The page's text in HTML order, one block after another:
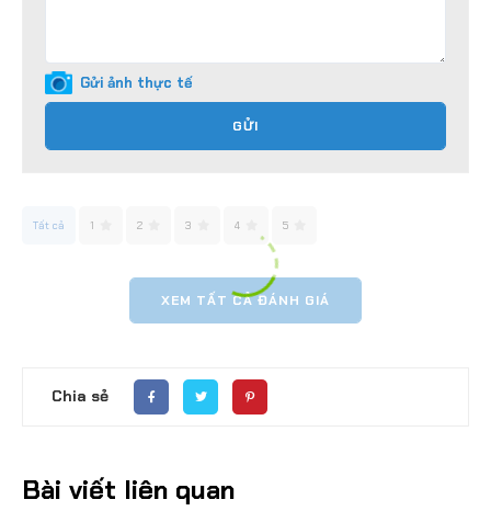
Gửi ảnh thực tế
GỬI
Tất cả 1 2 3 4 5
XEM TẤT CẢ ĐÁNH GIÁ
Chia sẻ
Bài viết liên quan